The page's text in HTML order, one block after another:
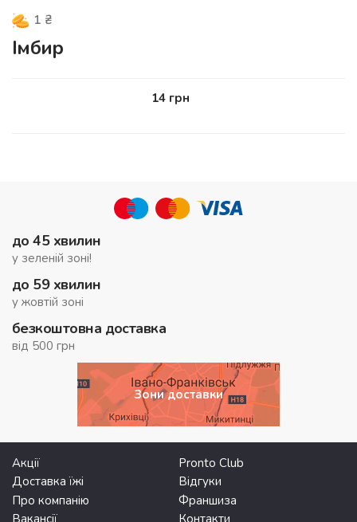
1 ₴
Імбир
14 грн
до 45 хвилин
у зеленій зоні!
до 59 хвилин
у жовтій зоні
безкоштовна доставка
від 500 грн
Зони доставки
Акції
Pronto Club
Доставка їжі
Відгуки
Про компанію
Франшиза